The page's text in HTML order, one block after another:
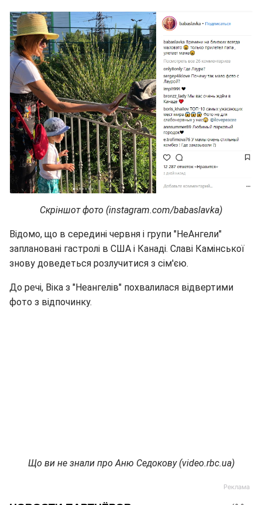
Скріншот фото (instagram.com/babaslavka)
Відомо, що в середині червня і групи "НеАнгели"
заплановані гастролі в США і Канаді. Славі Камінської
знову доведеться розлучитися з сім'єю.
До речі, Віка з "Неангелів" похвалилася відвертими
фото з відпочинку.
Що ви не знали про Аню Седокову (video.rbc.ua)